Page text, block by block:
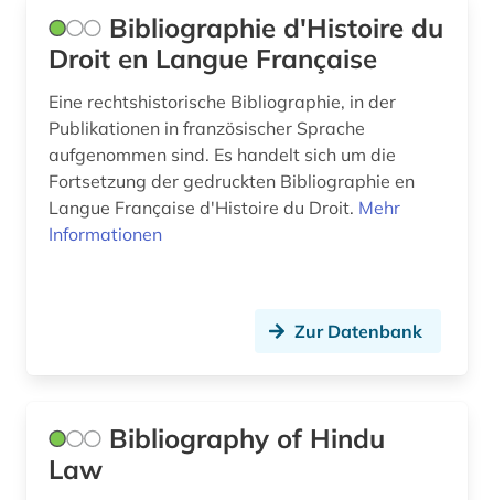
katalog (2)
kataster (1)
katastrophe (1)
katastrophenschutz (1)
ki (2)
kongresse (1)
Bibliographie d'Histoire du
Droit en Langue Française
Eine rechtshistorische Bibliographie, in der
Publikationen in französischer Sprache
aufgenommen sind. Es handelt sich um die
Fortsetzung der gedruckten Bibliographie en
Langue Française d'Histoire du Droit. Mehr
Informationen
Zur Datenbank
Bibliography of Hindu
Law